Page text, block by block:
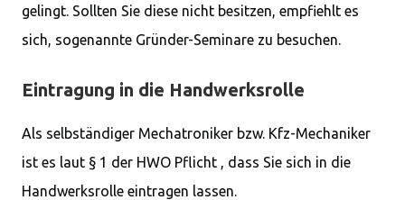
gelingt. Sollten Sie diese nicht besitzen, empfiehlt es
sich, sogenannte Gründer-Seminare zu besuchen.
Eintragung in die Handwerksrolle
Als selbständiger Mechatroniker bzw. Kfz-Mechaniker
ist es laut § 1 der HWO Pflicht , dass Sie sich in die
Handwerksrolle eintragen lassen.